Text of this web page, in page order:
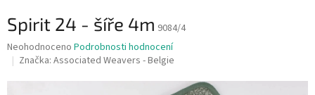
Spirit 24 - šíře 4m 9084/4
Průměrné
hodnocení
Neohodnoceno Podrobnosti hodnocení
Značka: Associated Weavers - Belgie